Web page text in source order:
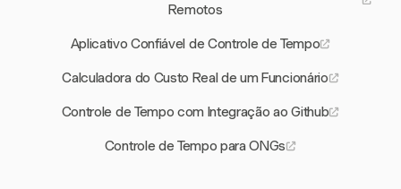
Remotos
Aplicativo Confiável de Controle de Tempo
Calculadora do Custo Real de um Funcionário
Controle de Tempo com Integração ao Github
Controle de Tempo para ONGs